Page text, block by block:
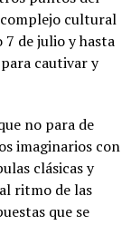
cultural
7 de julio y hasta
cautivar y
no para de
imaginarios con
clásicas y
ritmo de las
que se